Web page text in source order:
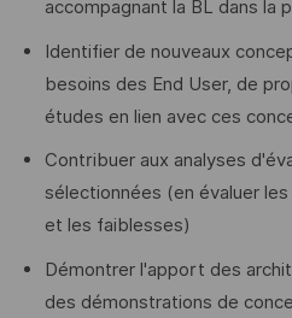
accompagnant la BL dans la
Identifier de nouveaux
besoins des End User, de
études en lien avec ces
Contribuer aux analyses
sélectionnées (en évaluer
et les faiblesses)
Démontrer l'apport des
des démonstrations de